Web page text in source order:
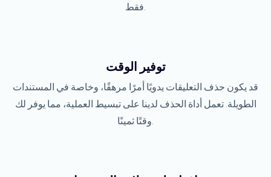
فقط.
توفير الوقت
قد يكون حذف التعليقات يدويًا أمرًا مرهقًا، وخاصة في المستندات
الطويلة. تعمل أداة الحذف لدينا على تبسيط العملية، مما يوفر لك
وقتًا ثمينًا.